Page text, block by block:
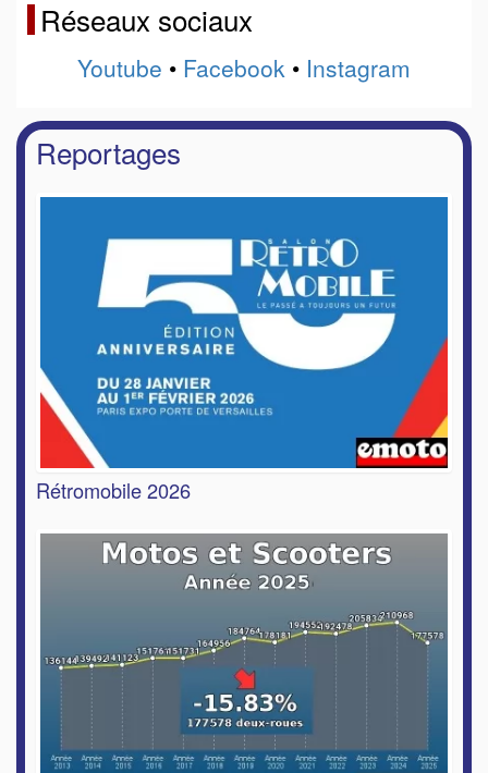
Réseaux sociaux
Youtube • Facebook • Instagram
Reportages
Rétromobile 2026